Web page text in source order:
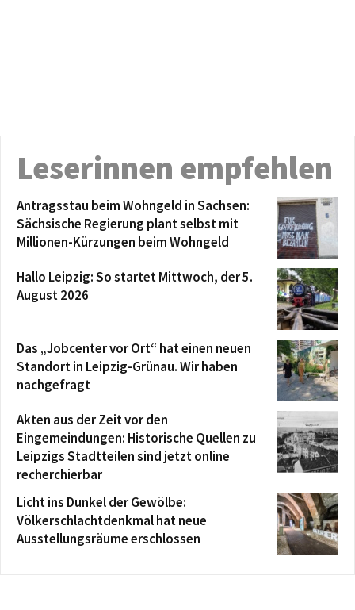
Leserinnen empfehlen
Antragsstau beim Wohngeld in Sachsen:
Sächsische Regierung plant selbst mit
Millionen-Kürzungen beim Wohngeld
Hallo Leipzig: So startet Mittwoch, der 5.
August 2026
Das „Jobcenter vor Ort“ hat einen neuen
Standort in Leipzig-Grünau. Wir haben
nachgefragt
Akten aus der Zeit vor den
Eingemeindungen: Historische Quellen zu
Leipzigs Stadtteilen sind jetzt online
recherchierbar
Licht ins Dunkel der Gewölbe:
Völkerschlachtdenkmal hat neue
Ausstellungsräume erschlossen